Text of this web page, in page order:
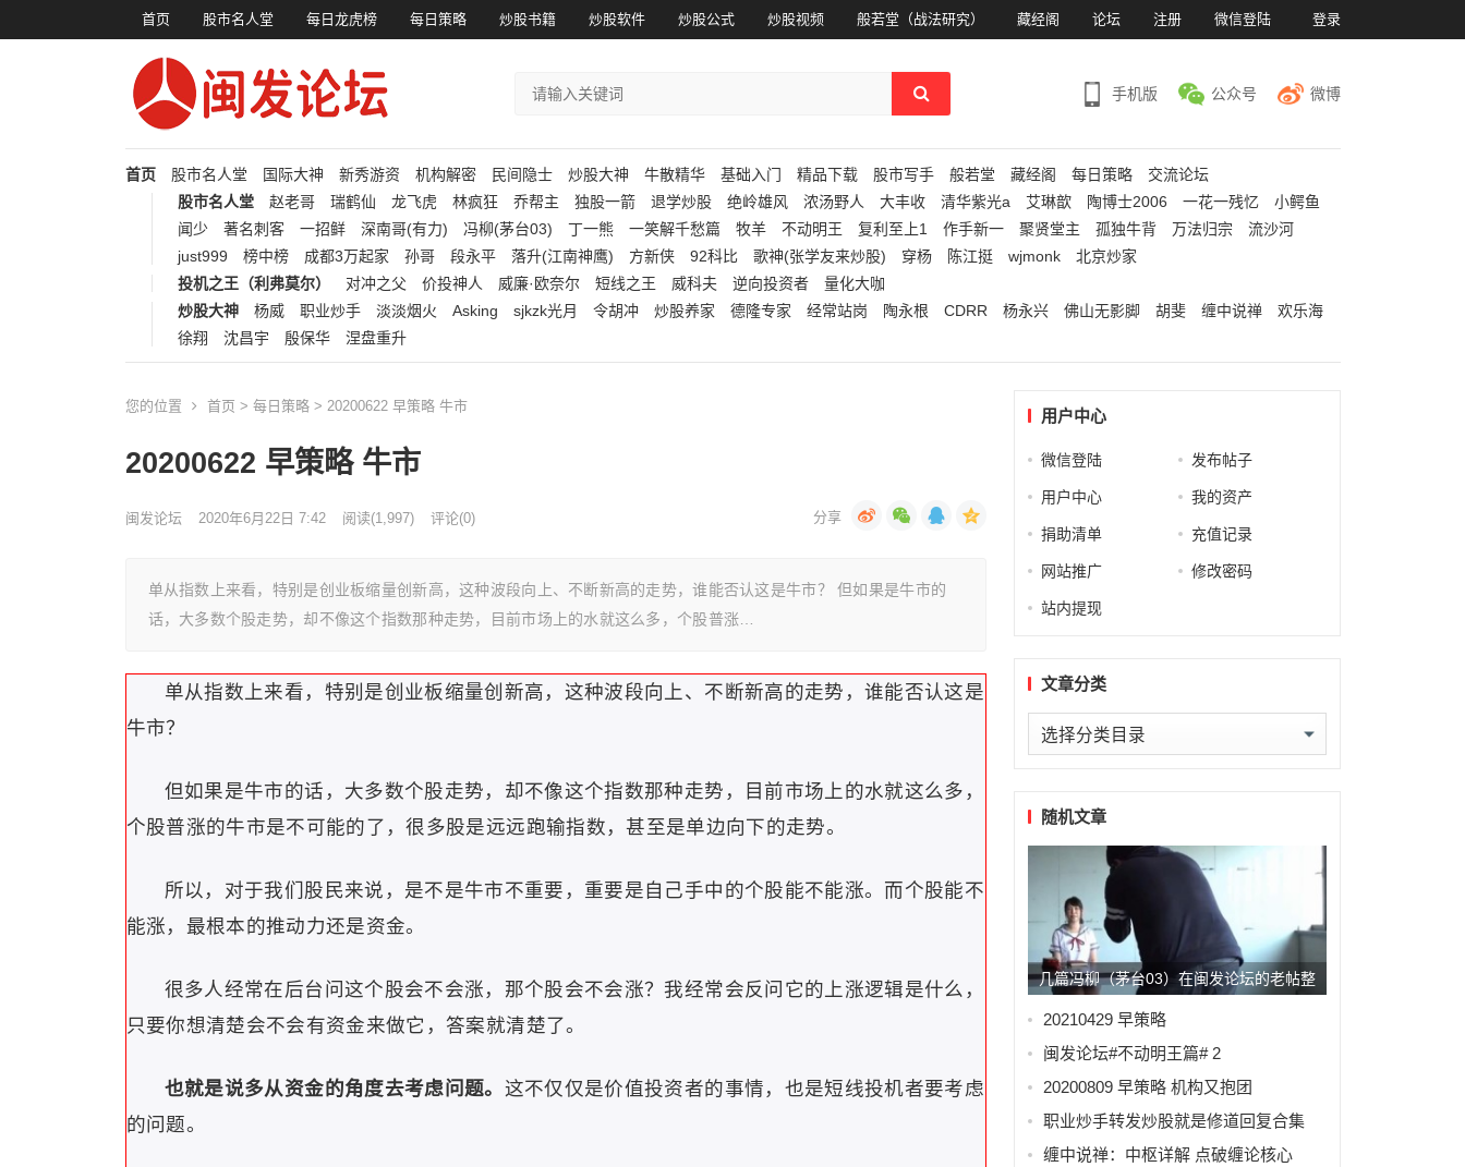
首页 股市名人堂 每日龙虎榜 每日策略 炒股书籍 炒股软件 炒股公式 炒股视频 般若堂（战法研究） 藏经阁 论坛 注册 微信登陆 登录
手机版 公众号 微博
首页 股市名人堂 国际大神 新秀游资 机构解密 民间隐士 炒股大神 牛散精华 基础入门 精品下载 股市写手 般若堂 藏经阁 每日策略
交流论坛
股市名人堂
赵老哥 瑞鹤仙 龙飞虎 林疯狂 乔帮主 独股一箭 退学炒股 绝岭雄风 浓汤野人 大丰收 清华紫光a 艾琳歆 陶博士2006 一花一残忆
小鳄鱼
闻少
著名刺客 一招鲜 深南哥(有力) 冯柳(茅台03) 丁一熊 一笑解千愁篇 牧羊 不动明王 复利至上1 作手新一 聚贤堂主 孤独牛背 万法归宗
流沙河
just999
榜中榜 成都3万起家 孙哥 段永平 落升(江南神鹰) 方新侠 92科比 歌神(张学友来炒股) 穿杨 陈江挺 wjmonk
北京炒家
投机之王（利弗莫尔）
对冲之父 价投神人 威廉·欧奈尔 短线之王 威科夫 逆向投资者
量化大咖
炒股大神
杨威 职业炒手 淡淡烟火 Asking sjkzk光月 令胡冲 炒股养家 德隆专家 经常站岗 陶永根 CDRR 杨永兴 佛山无影脚 胡斐 缠中说禅
欢乐海
徐翔
沈昌宇 殷保华 涅盘重升
您的位置 首页 > 每日策略 > 20200622 早策略 牛市
20200622 早策略 牛市
闽发论坛 2020年6月22日 7:42 阅读(1,997) 评论(0)
单从指数上来看，特别是创业板缩量创新高，这种波段向上、不断新高的走势，谁能否认这是牛市？ 但如果是牛市的
话，大多数个股走势，却不像这个指数那种走势，目前市场上的水就这么多，个股普涨…
单从指数上来看，特别是创业板缩量创新高，这种波段向上、不断新高的走势，谁能否认这是
牛市？
但如果是牛市的话，大多数个股走势，却不像这个指数那种走势，目前市场上的水就这么多，
个股普涨的牛市是不可能的了，很多股是远远跑输指数，甚至是单边向下的走势。
所以，对于我们股民来说，是不是牛市不重要，重要是自己手中的个股能不能涨。而个股能不
能涨，最根本的推动力还是资金。
很多人经常在后台问这个股会不会涨，那个股会不会涨？我经常会反问它的上涨逻辑是什么，
只要你想清楚会不会有资金来做它，答案就清楚了。
也就是说多从资金的角度去考虑问题。 这不仅仅是价值投资者的事情，也是短线投机者要考虑
的问题。
用户中心
微信登陆 发布帖子
用户中心 我的资产
捐助清单 充值记录
网站推广 修改密码
站内提现
文章分类
文
章
类随机文章
几篇冯柳（茅台03）在闽发论坛的老帖整
理
20210429 早策略
闽发论坛#不动明王篇# 2
20200809 早策略 机构又抱团
职业炒手转发炒股就是修道回复合集
缠中说禅：中枢详解 点破缠论核心